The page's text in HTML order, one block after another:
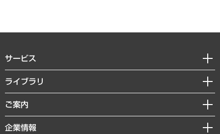
サービス
経営戦略
組織・人事戦略
デジタルイノベーション
ライブラリ
経済調査
レポート
コラム
ご案内
セミナー・イベント情報
企業情報